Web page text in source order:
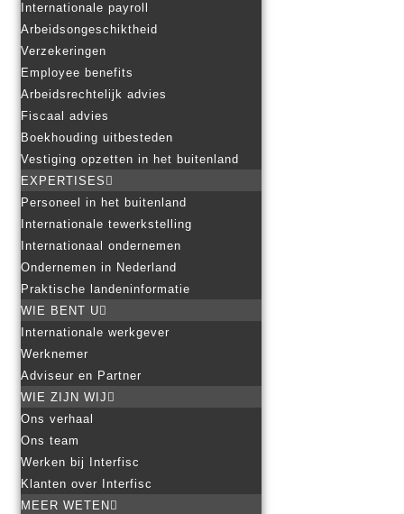
Internationale payroll
Arbeidsongeschiktheid
Verzekeringen
Employee benefits
Arbeidsrechtelijk advies
Fiscaal advies
Boekhouding uitbesteden
Vestiging opzetten in het buitenland
EXPERTISES
Personeel in het buitenland
Internationale tewerkstelling
Internationaal ondernemen
Ondernemen in Nederland
Praktische landeninformatie
WIE BENT U
Internationale werkgever
Werknemer
Adviseur en Partner
WIE ZIJN WIJ
Ons verhaal
Ons team
Werken bij Interfisc
Klanten over Interfisc
MEER WETEN